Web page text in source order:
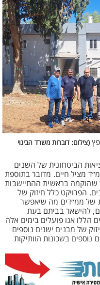
(צילום: דוברות משרד הבינוי
הביטחונית של השנים
מציל חיים. מדובר בתוספת
שהוקמה בראשית ההתיישבות
הפרויקט כלל חיזוק של
של ממ״דים מה שיאפשר
להישאר בביתם בעת
אנו פועלים בימים אלה
של מבנים ישנים נוספים
בשכונות הוותיקות